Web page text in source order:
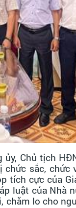
Chủ tịch
sắc, chức
tích cực của
luật của Nhà
lo cho